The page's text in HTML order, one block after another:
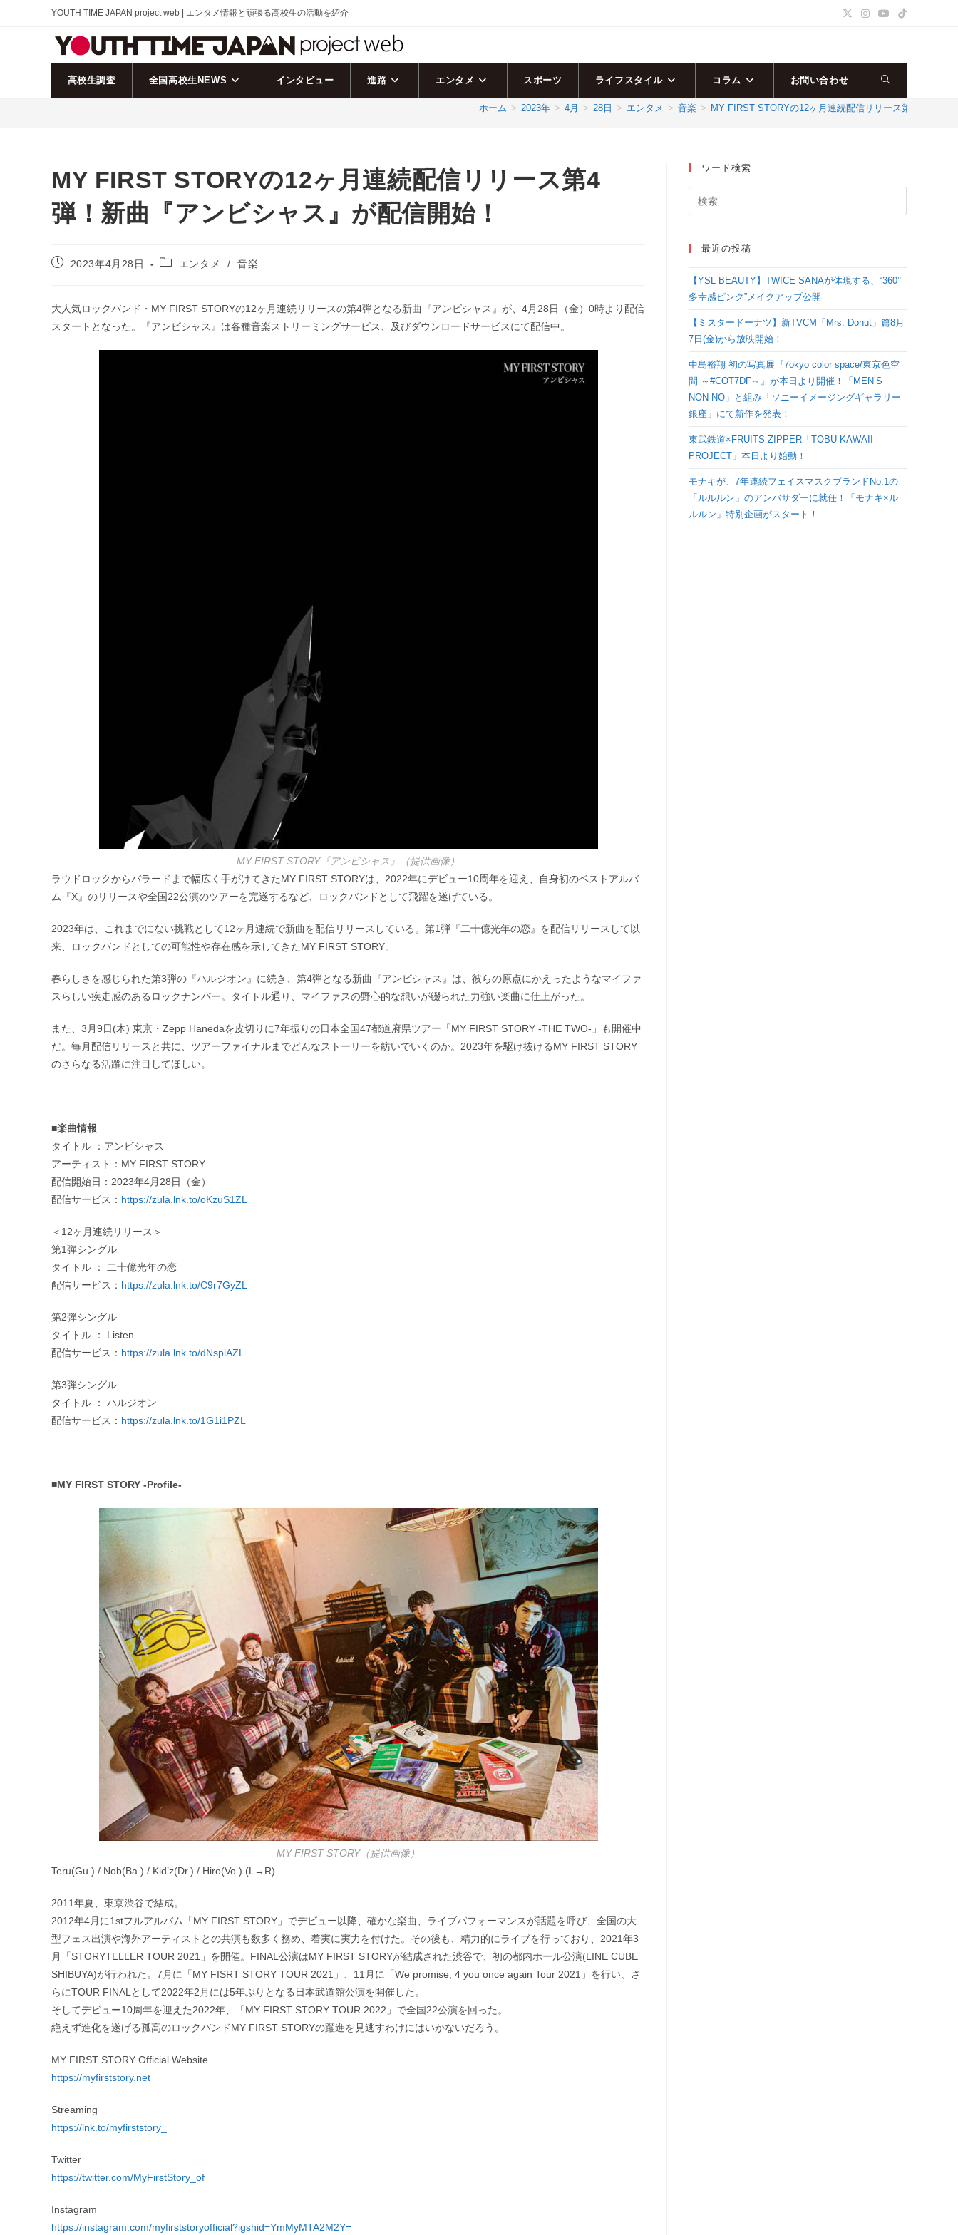
YOUTH TIME JAPAN project web | エンタメ情報と頑張る高校生の活動を紹介
高校生調査 全国高校生NEWS インタビュー 進路 エンタメ スポーツ ライフスタイル コラム お問い合わせ ウ
サ
検
索
を
ホーム > 2023年 > 4月 > 28日 > エンタメ > 音楽 > MY FIRST STORYの12ヶ月連続配信リリース第4弾！新曲
MY FIRST STORYの12ヶ月連続配信リリース第4
弾！新曲『アンビシャス』が配信開始！
投
開
日:
2023年4月28日
投
ゴ
リ
エンタメ / 音楽
大人気ロックバンド・MY FIRST STORYの12ヶ月連続リリースの第4弾となる新曲『アンビシャス』が、4月28日（金）0時より配信
スタートとなった。『アンビシャス』は各種音楽ストリーミングサービス、及びダウンロードサービスにて配信中。
MY FIRST STORY『アンビシャス』（提供画像）
ラウドロックからバラードまで幅広く手がけてきたMY FIRST STORYは、2022年にデビュー10周年を迎え、自身初のベストアルバ
ム『X』のリリースや全国22公演のツアーを完遂するなど、ロックバンドとして飛躍を遂げている。
2023年は、これまでにない挑戦として12ヶ月連続で新曲を配信リリースしている。第1弾『二十億光年の恋』を配信リリースして以
来、ロックバンドとしての可能性や存在感を示してきたMY FIRST STORY。
春らしさを感じられた第3弾の『ハルジオン』に続き、第4弾となる新曲『アンビシャス』は、彼らの原点にかえったようなマイファ
スらしい疾走感のあるロックナンバー。タイトル通り、マイファスの野心的な想いが綴られた力強い楽曲に仕上がった。
また、3⽉9⽇(木) 東京・Zepp Hanedaを皮切りに7年振りの日本全国47都道府県ツアー「MY FIRST STORY -THE TWO-」も開催中
だ。毎月配信リリースと共に、ツアーファイナルまでどんなストーリーを紡いでいくのか。2023年を駆け抜けるMY FIRST STORY
のさらなる活躍に注目してほしい。
■楽曲情報
タイトル ：アンビシャス
アーティスト：MY FIRST STORY
配信開始日：2023年4月28日（金）
配信サービス： https://zula.lnk.to/oKzuS1ZL
＜12ヶ月連続リリース＞
第1弾シングル
タイトル ： 二十億光年の恋
配信サービス： https://zula.lnk.to/C9r7GyZL
第2弾シングル
タイトル ： Listen
配信サービス： https://zula.lnk.to/dNsplAZL
第3弾シングル
タイトル ： ハルジオン
配信サービス： https://zula.lnk.to/1G1i1PZL
■MY FIRST STORY -Profile-
MY FIRST STORY（提供画像）
Teru(Gu.) / Nob(Ba.) / Kid’z(Dr.) / Hiro(Vo.) (L→R)​
2011年夏、東京渋谷で結成。
2012年4月に1stフルアルバム「MY FIRST STORY」でデビュー以降、確かな楽曲、ライブパフォーマンスが話題を呼び、全国の大
型フェス出演や海外アーティストとの共演も数多く務め、着実に実力を付けた。その後も、精力的にライブを行っており、2021年3
月「STORYTELLER TOUR 2021」を開催。FINAL公演はMY FIRST STORYが結成された渋谷で、初の都内ホール公演(LINE CUBE
SHIBUYA)が行われた。7月に「MY FISRT STORY TOUR 2021」、11月に「We promise, 4 you once again Tour 2021」を行い、さ
らにTOUR FINALとして2022年2月には5年ぶりとなる日本武道館公演を開催した。
そしてデビュー10周年を迎えた2022年、「MY FIRST STORY TOUR 2022」で全国22公演を回った。
絶えず進化を遂げる孤高のロックバンドMY FIRST STORYの躍進を見逃すわけにはいかないだろう。
MY FIRST STORY Official Website
https://myfirststory.net
Streaming
https://lnk.to/myfirststory_
Twitter
https://twitter.com/MyFirstStory_of
Instagram
https://instagram.com/myfirststoryofficial?igshid=YmMyMTA2M2Y=
ワード検索
最近の投稿
【YSL BEAUTY】TWICE SANAが体現する、“360°
多幸感ピンク”メイクアップ公開
【ミスタードーナツ】新TVCM「Mrs. Donut」篇8月
7日(金)から放映開始！
中島裕翔 初の写真展『7okyo color space/東京色空
間 ～#COT7DF～』が本日より開催！「MEN’S
NON-NO」と組み「ソニーイメージングギャラリー
銀座」にて新作を発表！
東武鉄道×FRUITS ZIPPER「TOBU KAWAII
PROJECT」本日より始動！
モナキが、7年連続フェイスマスクブランドNo.1の
「ルルルン」のアンバサダーに就任！「モナキ×ル
ルルン」特別企画がスタート！